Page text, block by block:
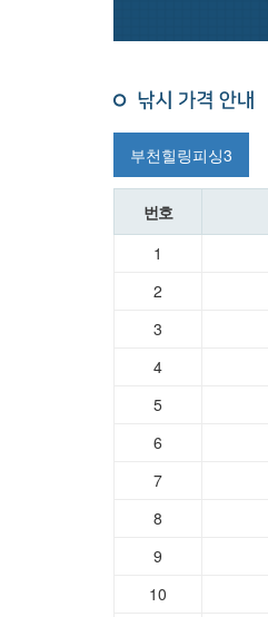
부천힐링피싱3
번호
1
2
3
4
5
6
7
8
9
10